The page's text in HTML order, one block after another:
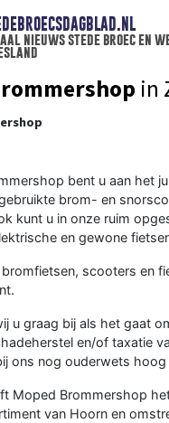
nieuws stede broec en
in
bent u aan het
brom- en
kunt u in onze ruim
en gewone
scooters en
u graag bij als het gaat
en/of taxatie
ons nog ouderwets hoog
Moped Brommershop
van Hoorn en